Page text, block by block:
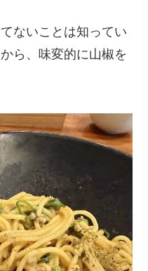
ないことは知ってい
ら、味変的に山椒を